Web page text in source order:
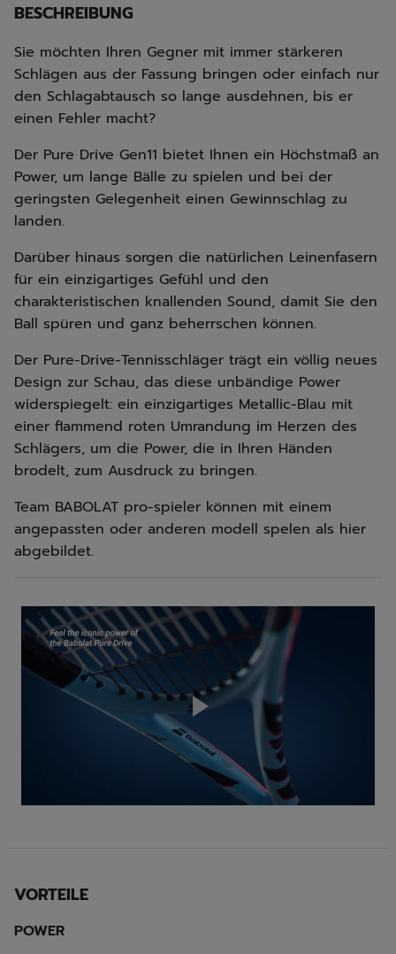
BESCHREIBUNG
Sie möchten Ihren Gegner mit immer stärkeren
Schlägen aus der Fassung bringen oder einfach nur
den Schlagabtausch so lange ausdehnen, bis er
einen Fehler macht?
Der Pure Drive Gen11 bietet Ihnen ein Höchstmaß an
Power, um lange Bälle zu spielen und bei der
geringsten Gelegenheit einen Gewinnschlag zu
landen.
Darüber hinaus sorgen die natürlichen Leinenfasern
für ein einzigartiges Gefühl und den
charakteristischen knallenden Sound, damit Sie den
Ball spüren und ganz beherrschen können.
Der Pure-Drive-Tennisschläger trägt ein völlig neues
Design zur Schau, das diese unbändige Power
widerspiegelt: ein einzigartiges Metallic-Blau mit
einer flammend roten Umrandung im Herzen des
Schlägers, um die Power, die in Ihren Händen
brodelt, zum Ausdruck zu bringen.
Team BABOLAT pro-spieler können mit einem
angepassten oder anderen modell spelen als hier
abgebildet.
Play
VORTEILE
POWER